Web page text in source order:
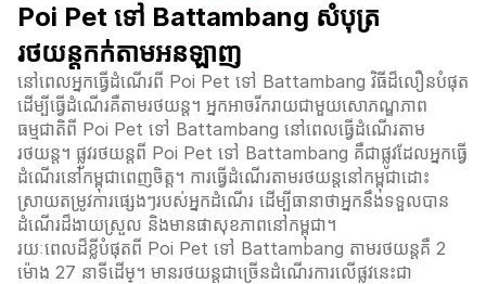
Poi Pet ទៅ Battambang សំបុត្រ
រថយន្តកក់តាមអនឡាញ
នៅពេលអ្នកធ្វើដំណើរពី Poi Pet ទៅ Battambang វិធីដ៏លឿនបំផុត
ដើម្បីធ្វើដំណើរគឺតាមរថយន្ត។ អ្នកអាចរីករាយជាមួយសោភណ្ឌភាព
ធម្មជាតិពី Poi Pet ទៅ Battambang នៅពេលធ្វើដំណើរតាម
រថយន្ត។ ផ្លូវរថយន្តពី Poi Pet ទៅ Battambang គឺជាផ្លូវដែលអ្នកធ្វើ
ដំណើរនៅកម្ពុជាពេញចិត្ត។ ការធ្វើដំណើរតាមរថយន្តនៅកម្ពុជាដោះ
ស្រាយតម្រូវការផ្សេងៗរបស់អ្នកដំណើរ ដើម្បីធានាថាអ្នកនឹងទទួលបាន
ដំណើរដ៏ងាយស្រួល និងមានផាសុខភាពនៅកម្ពុជា។
រយៈពេលដ៏ខ្លីបំផុតពី Poi Pet ទៅ Battambang តាមរថយន្តគឺ 2
ម៉ោង 27 នាទី​ដើម្។ មានរថយន្តជាច្រើនដំណើរការលើផ្លូវនេះជា